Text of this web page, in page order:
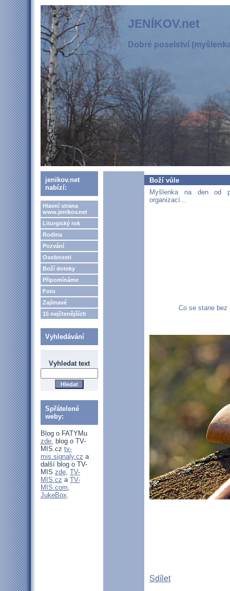
JENÍKOV.net
Dobré poselství
jenikov.net
nabízí:
Hlavní strana
www.jenikov.net
Liturgický rok
Rodina
Pozvání
Osobnosti
Boží doteky
Připomínáme
Foto
Zajímavé
15 nejčtenějších
Vyhledávání
Vyhledat text
Spřátelené
weby:
Blog o FATYMu
zde, blog o TV-
MIS.cz tv-
mis.signaly.cz a
další blog o TV-
MIS zde, TV-
MIS.cz a TV-
MIS.com,
JukeBox.
Boží vůle
Myšlenka na den od
organizací...
Co se stane bez
Sdílet